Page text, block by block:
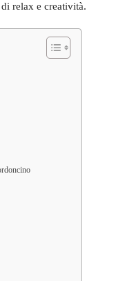
relax e creatività.